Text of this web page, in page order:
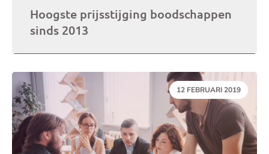
Hoogste prijsstijging boodschappen
sinds 2013
DATUM:
12 FEBRUARI 2019